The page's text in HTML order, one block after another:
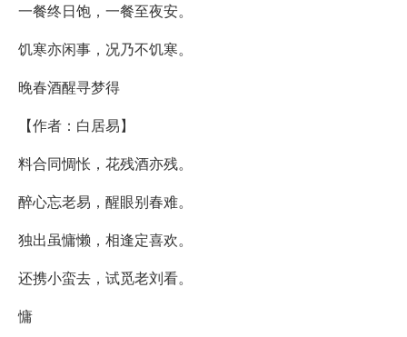
一餐终日饱，一餐至夜安。
饥寒亦闲事，况乃不饥寒。
晚春酒醒寻梦得
【作者：白居易】
料合同惆怅，花残酒亦残。
醉心忘老易，醒眼别春难。
独出虽慵懒，相逢定喜欢。
还携小蛮去，试觅老刘看。
慵